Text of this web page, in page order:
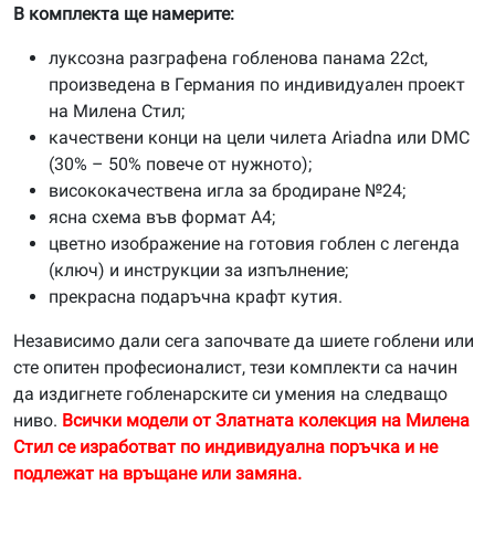
В комплекта ще намерите:
луксозна разграфена гобленова панама 22ct,
произведена в Германия по индивидуален проект
на Милена Стил;
качествени конци на цели чилета Ariadna или DMC
(30% – 50% повече от нужното);
висококачествена игла за бродиране №24;
ясна схема във формат А4;
цветно изображение на готовия гоблен с легенда
(ключ) и инструкции за изпълнение;
прекрасна подаръчна крафт кутия.
Независимо дали сега започвате да шиете гоблени или
сте опитен професионалист, тези комплекти са начин
да издигнете гобленарските си умения на следващо
ниво. Всички модели от Златната колекция на Милена
Стил се изработват по индивидуална поръчка и не
подлежат на връщане или замяна.